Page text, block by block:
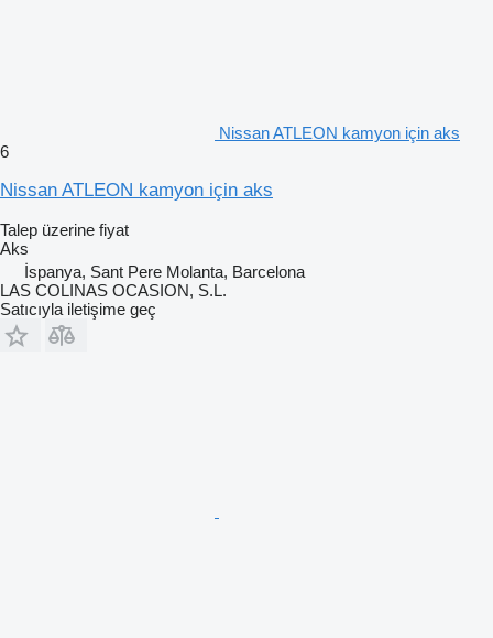
Nissan ATLEON kamyon için aks
6
Nissan ATLEON kamyon için aks
Talep üzerine fiyat
Aks
İspanya, Sant Pere Molanta, Barcelona
LAS COLINAS OCASION, S.L.
Satıcıyla iletişime geç